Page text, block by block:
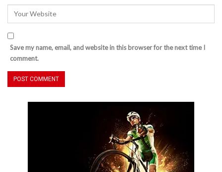
Save my name, email, and website in this browser for the next time I
comment.